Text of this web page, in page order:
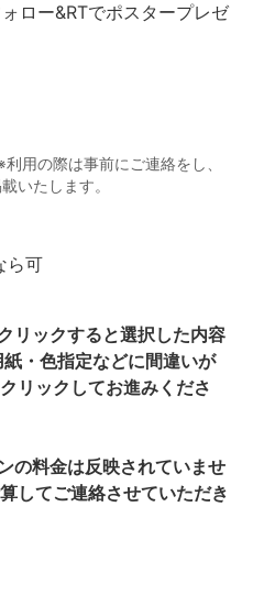
ロー&RTでポスタープレゼ
用の際は事前にご連絡をし、
いたします。
ら可
リックすると選択した内容
・色指定などに間違いが
リックしてお進みくださ
の料金は反映されていませ
してご連絡させていただき